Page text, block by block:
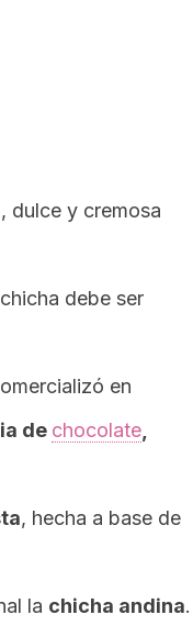
, dulce y cremosa
debe ser
en
de chocolate
, hecha a base de
la chicha andina.